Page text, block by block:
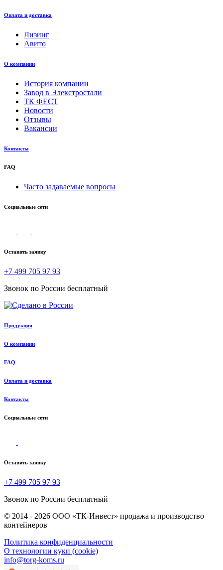
Оплата и доставка
Лизинг
Авито
О компании
История компании
Завод в Элекстростали
ТК ФЕСТ
Новости
Отзывы
Вакансии
Контакты
FAQ
Часто задаваемые вопросы
Социальные сети
Оставить заявку
+7 499 705 97 93
Звонок по России бесплатный
Продукция
О компании
FAQ
Оплата и доставка
Контакты
Социальные сети
Оставить заявку
+7 499 705 97 93
Звонок по России бесплатный
© 2014 - 2026 ООО «ТК-Инвест» продажа и производство
контейнеров
Политика конфиденциальности
О технологии куки (cookie)
info@torg-koms.ru